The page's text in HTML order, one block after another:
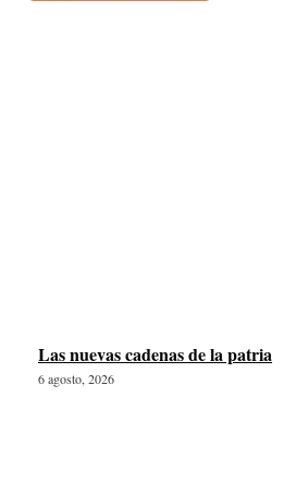
Las nuevas cadenas de la patria
6 agosto, 2026